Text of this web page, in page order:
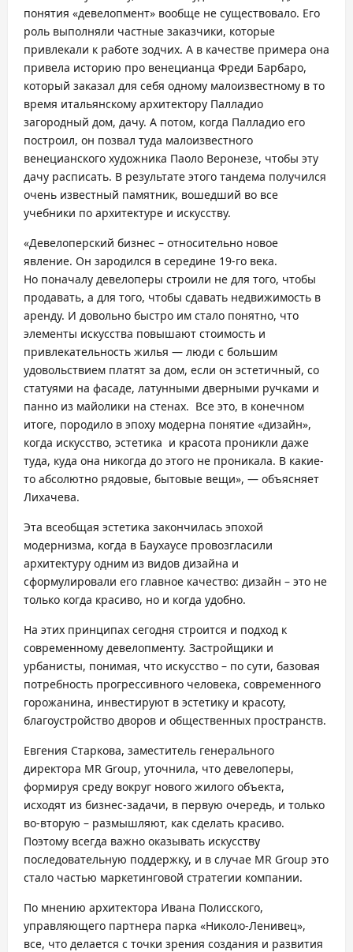
понятия «девелопмент» вообще не существовало. Его
роль выполняли частные заказчики, которые
привлекали к работе зодчих. А в качестве примера она
привела историю про венецианца Фреди Барбаро,
который заказал для себя одному малоизвестному в то
время итальянскому архитектору Палладио
загородный дом, дачу. А потом, когда Палладио его
построил, он позвал туда малоизвестного
венецианского художника Паоло Веронезе, чтобы эту
дачу расписать. В результате этого тандема получился
очень известный памятник, вошедший во все
учебники по архитектуре и искусству.
«Девелоперский бизнес – относительно новое
явление. Он зародился в середине 19-го века.
Но поначалу девелоперы строили не для того, чтобы
продавать, а для того, чтобы сдавать недвижимость в
аренду. И довольно быстро им стало понятно, что
элементы искусства повышают стоимость и
привлекательность жилья — люди с большим
удовольствием платят за дом, если он эстетичный, со
статуями на фасаде, латунными дверными ручками и
панно из майолики на стенах. Все это, в конечном
итоге, породило в эпоху модерна понятие «дизайн»,
когда искусство, эстетика и красота проникли даже
туда, куда она никогда до этого не проникала. В какие-
то абсолютно рядовые, бытовые вещи», — объясняет
Лихачева.
Эта всеобщая эстетика закончилась эпохой
модернизма, когда в Баухаусе провозгласили
архитектуру одним из видов дизайна и
сформулировали его главное качество: дизайн – это не
только когда красиво, но и когда удобно.
На этих принципах сегодня строится и подход к
современному девелопменту. Застройщики и
урбанисты, понимая, что искусство – по сути, базовая
потребность прогрессивного человека, современного
горожанина, инвестируют в эстетику и красоту,
благоустройство дворов и общественных пространств.
Евгения Старкова, заместитель генерального
директора MR Group, уточнила, что девелоперы,
формируя среду вокруг нового жилого объекта,
исходят из бизнес-задачи, в первую очередь, и только
во-вторую – размышляют, как сделать красиво.
Поэтому всегда важно оказывать искусству
последовательную поддержку, и в случае MR Group это
стало частью маркетинговой стратегии компании.
По мнению архитектора Ивана Полисского,
управляющего партнера парка «Николо-Ленивец»,
все, что делается с точки зрения создания и развития